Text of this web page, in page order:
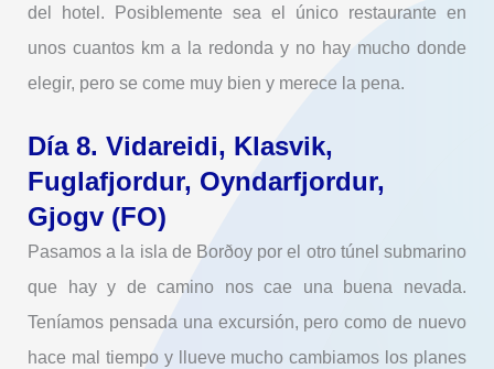
del hotel. Posiblemente sea el único restaurante en
unos cuantos km a la redonda y no hay mucho donde
elegir, pero se come muy bien y merece la pena.
Día 8. Vidareidi, Klasvik,
Fuglafjordur, Oyndarfjordur,
Gjogv (FO)
Pasamos a la isla de Borðoy por el otro túnel submarino
que hay y de camino nos cae una buena nevada.
Teníamos pensada una excursión, pero como de nuevo
hace mal tiempo y llueve mucho cambiamos los planes